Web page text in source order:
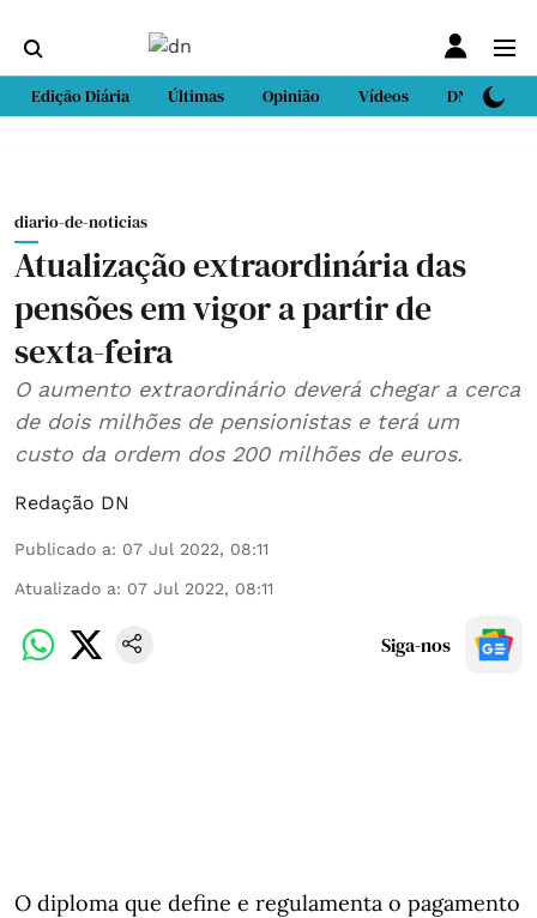
Edição Diária Últimas Opinião Vídeos DN Sport
diario-de-noticias
Atualização extraordinária das
pensões em vigor a partir de
sexta-feira
O aumento extraordinário deverá chegar a cerca
de dois milhões de pensionistas e terá um
custo da ordem dos 200 milhões de euros.
Redação DN
Publicado a: 07 Jul 2022, 08:11
Atualizado a: 07 Jul 2022, 08:11
Siga-nos
O diploma que define e regulamenta o pagamento